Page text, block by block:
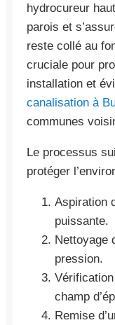
hydrocureur
parois et
reste collé au
cruciale pour
installation et
canalisation à
communes
Le processus
protéger
Aspiration
puissante.
Nettoyage
pression.
champ
Remise